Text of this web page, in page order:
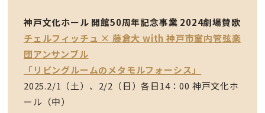
神戸文化ホール 開館50周年記念事業 2024劇場賛歌
チェルフィッチュ × 藤倉大 with 神戸市室内管弦楽
団アンサンブル
「リビングルームのメタモルフォーシス」
2025.2/1（土）、2/2（日）各日14：00 神戸文化ホ
ール（中）